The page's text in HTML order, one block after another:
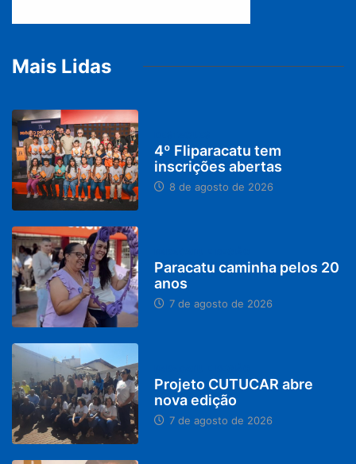
Mais Lidas
4º Fliparacatu tem
inscrições abertas
8 de agosto de 2026
Paracatu caminha pelos 20
anos
7 de agosto de 2026
Projeto CUTUCAR abre
nova edição
7 de agosto de 2026